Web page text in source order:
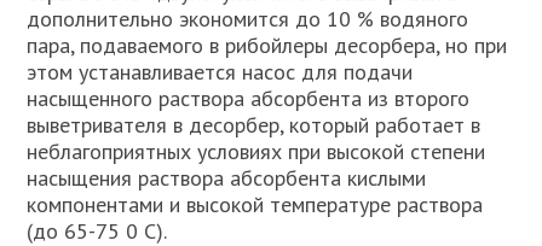
дополнительно экономится до 10 % водяного
пара, подаваемого в рибойлеры десорбера, но при
этом устанавливается насос для подачи
насыщенного раствора абсорбента из второго
выветривателя в десорбер, который работает в
неблагоприятных условиях при высокой степени
насыщения раствора абсорбента кислыми
компонентами и высокой температуре раствора
(до 65-75 0 С).